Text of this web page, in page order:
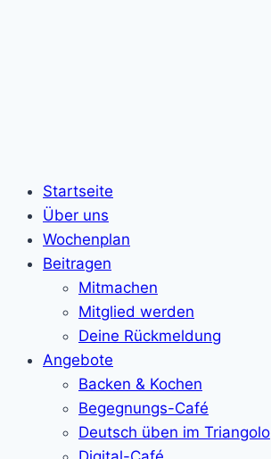
Startseite
Über uns
Wochenplan
Beitragen
Mitmachen
Mitglied werden
Deine Rückmeldung
Angebote
Backen & Kochen
Begegnungs-Café
Deutsch üben im Triangolo